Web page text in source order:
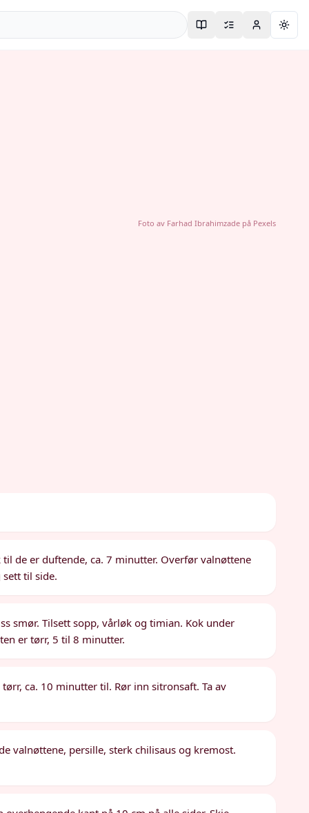
Foto av Farhad Ibrahimzadepå Pexels
de er duftende, ca. 7 minutter. Overfør valnøttene
til side.
smør. Tilsett sopp, vårløk og timian. Kok under
er tørr, 5 til 8 minutter.
ca. 10 minutter til. Rør inn sitronsaft. Ta av
valnøttene, persille, sterk chilisaus og kremost.